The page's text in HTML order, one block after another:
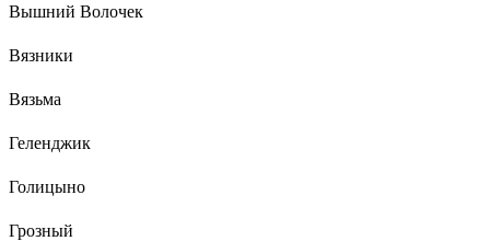
Вышний Волочек
Вязники
Вязьма
Геленджик
Голицыно
Грозный